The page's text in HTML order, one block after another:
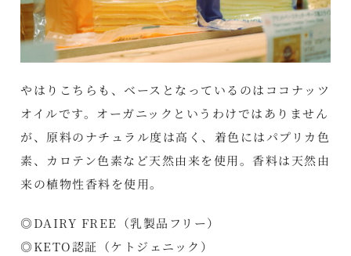
やはりこちらも、ベースとなっているのはココナッツ
オイルです。オーガニックというわけではありません
が、原料のナチュラル度は高く、着色にはパプリカ色
素、カロテン色素など天然由来を使用。香料は天然由
来の植物性香料を使用。
◎DAIRY FREE（乳製品フリー）
◎KETO認証（ケトジェニック）